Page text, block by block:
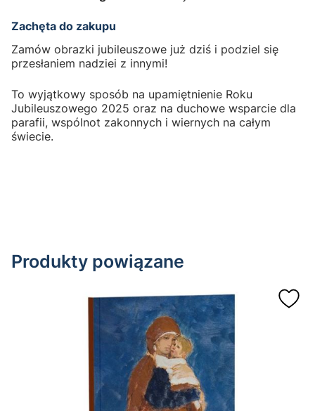
Zachęta do zakupu
Zamów obrazki jubileuszowe już dziś i podziel się
przesłaniem nadziei z innymi!
To wyjątkowy sposób na upamiętnienie Roku
Jubileuszowego 2025 oraz na duchowe wsparcie dla
parafii, wspólnot zakonnych i wiernych na całym
świecie.
Produkty powiązane